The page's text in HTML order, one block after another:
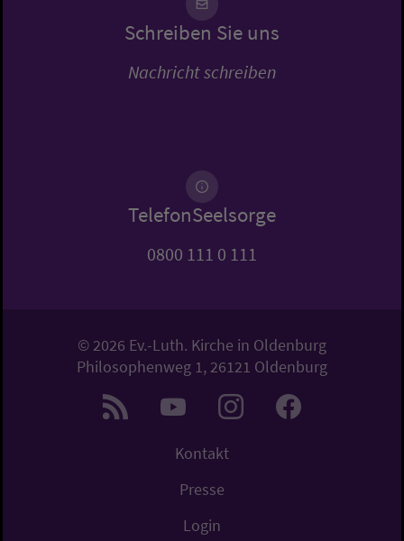
Schreiben Sie uns
Nachricht schreiben
TelefonSeelsorge
0800 111 0 111
© 2026 Ev.-Luth. Kirche in Oldenburg
Philosophenweg 1, 26121 Oldenburg
Kontakt
Presse
Login